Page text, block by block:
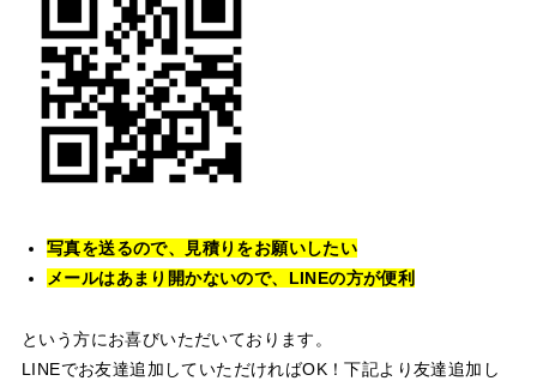
写真を送るので、見積りをお願いしたい
メールはあまり開かないので、LINEの方が便利
という方にお喜びいただいております。
LINEでお友達追加していただければOK！下記より友達追加し